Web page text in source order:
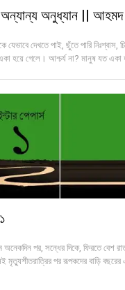
অন্যান্য অনুধ্যান || আহমদ
যেভাবে দেখতে পাই, ছুঁতে পারি নিঃশ্বাস,
হয়ে গেলে। আশ্চর্য না? মানুষ যত একা
অনেকদিন পর, সন্ধের দিকে, ফিরতে বেশ
মৃত্যুশীতরাত্রির পর রূপকদের বাড়ি বছরের